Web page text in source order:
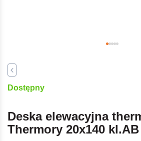
Dostępny
Deska elewacyjna
Thermory 20x140 kl.AB